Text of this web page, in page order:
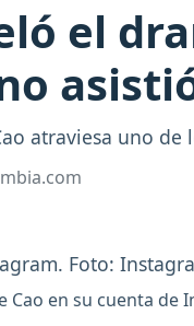
el
atraviesa uno
Cao en su cuenta de